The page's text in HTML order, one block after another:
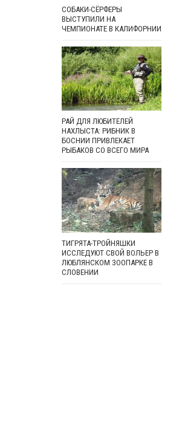
СОБАКИ-СЁРФЕРЫ
ВЫСТУПИЛИ НА
ЧЕМПИОНАТЕ В КАЛИФОРНИИ
РАЙ ДЛЯ ЛЮБИТЕЛЕЙ
НАХЛЫСТА: РИБНИК В
БОСНИИ ПРИВЛЕКАЕТ
РЫБАКОВ СО ВСЕГО МИРА
ТИГРЯТА-ТРОЙНЯШКИ
ИССЛЕДУЮТ СВОЙ ВОЛЬЕР В
ЛЮБЛЯНСКОМ ЗООПАРКЕ В
СЛОВЕНИИ